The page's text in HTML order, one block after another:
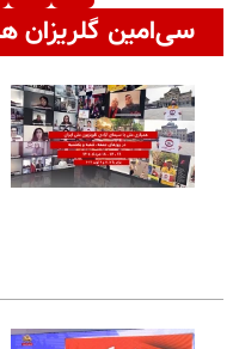
سی‌امین گلریزان